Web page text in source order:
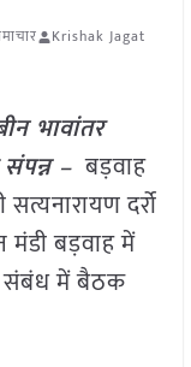
Krishak Jagat
भावांतर
– बड़वाह
दर्रो
बड़वाह में
संबंध में बैठक